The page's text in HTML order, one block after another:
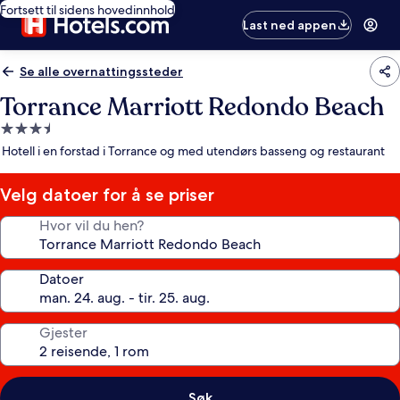
Fortsett til sidens hovedinnhold
Last ned appen
Se alle overnattingssteder
Torrance Marriott Redondo Beach
Overnattingssted
med
stjerner
Hotell i en forstad i Torrance og med utendørs basseng og restaurant
Velg datoer for å se priser
Hvor vil du hen?
Datoer
Gjester